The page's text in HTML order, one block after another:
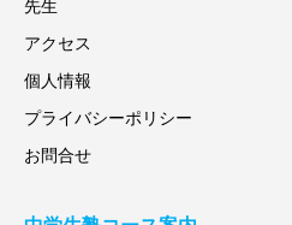
先生
アクセス
個人情報
プライバシーポリシー
お問合せ